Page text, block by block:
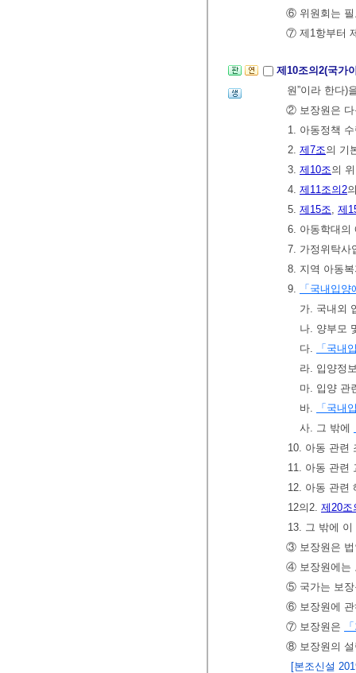
⑥ 위원회는 필
⑦ 제1항부터
제10조의2(국가
원”이라 한다)
② 보장원은 다
1. 아동정책
2. 제7조의 기
3. 제10조의
4. 제11조의2
5. 제15조, 제
6. 아동학대의
7. 가정위탁사
8. 지역 아동
9.
「국내입
가. 국내외
나. 양부모
다.
「국내
라. 입양정
마. 입양 관
바.
「국내
사. 그 밖에
10. 아동 관련
11. 아동 관련
12. 아동 관련
12의2. 제20조
13. 그 밖에
③ 보장원은 법
④ 보장원에는
⑤ 국가는 보장
⑥ 보장원에 관
⑦ 보장원은
⑧ 보장원의 설
[본조신설